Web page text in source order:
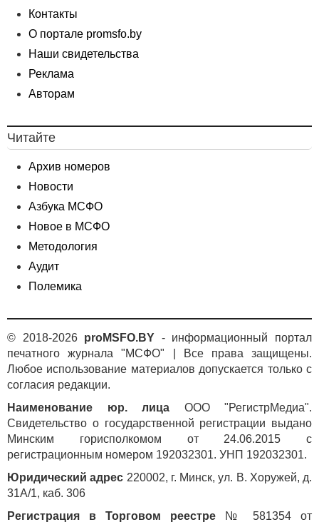
Контакты
О портале promsfo.by
Наши свидетельства
Реклама
Авторам
Читайте
Архив номеров
Новости
Азбука МСФО
Новое в МСФО
Методология
Аудит
Полемика
© 2018-2026 proMSFO.BY - информационный портал
печатного журнала "МСФО" | Все права защищены.
Любое использование материалов допускается только с
согласия редакции.
Наименование юр. лица ООО "РегистрМедиа".
Свидетельство о государственной регистрации выдано
Минским горисполкомом от 24.06.2015 с
регистрационным номером 192032301. УНП 192032301.
Юридический адрес 220002, г. Минск, ул. В. Хоружей, д.
31А/1, каб. 306
Регистрация в Торговом реестре № 581354 от